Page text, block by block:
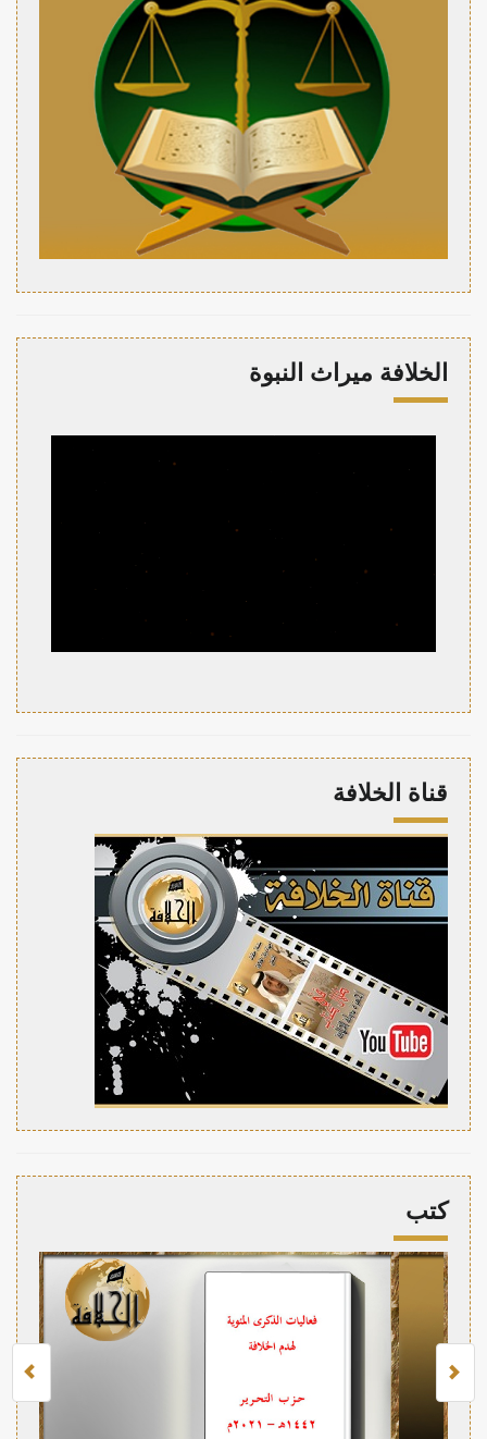
الخلافة ميراث النبوة
قناة الخلافة
كتب